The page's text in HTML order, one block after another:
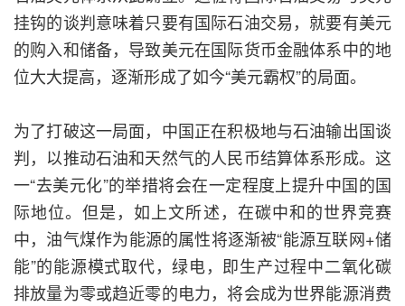
挂钩的谈判意味着只要有国际石油交易，就要有美元
的购入和储备，导致美元在国际货币金融体系中的地
位大大提高，逐渐形成了如今“美元霸权”的局面。
为了打破这一局面，中国正在积极地与石油输出国谈
判，以推动石油和天然气的人民币结算体系形成。这
一“去美元化”的举措将会在一定程度上提升中国的国
际地位。但是，如上文所述，在碳中和的世界竞赛
中，油气煤作为能源的属性将逐渐被“能源互联网+储
能”的能源模式取代，绿电，即生产过程中二氧化碳
排放量为零或趋近零的电力，将会成为世界能源消费